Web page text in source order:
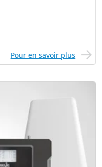
Pour en savoir plus